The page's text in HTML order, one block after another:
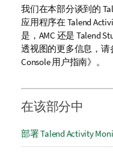
a
i
l
a
b
l
t
-
我们在本部分谈到的
应用程序在 Talend
是， AMC 还是 Talend
透视图的更多信息，请
Console用户指南》。
在该部分中
部署 Talend Activity